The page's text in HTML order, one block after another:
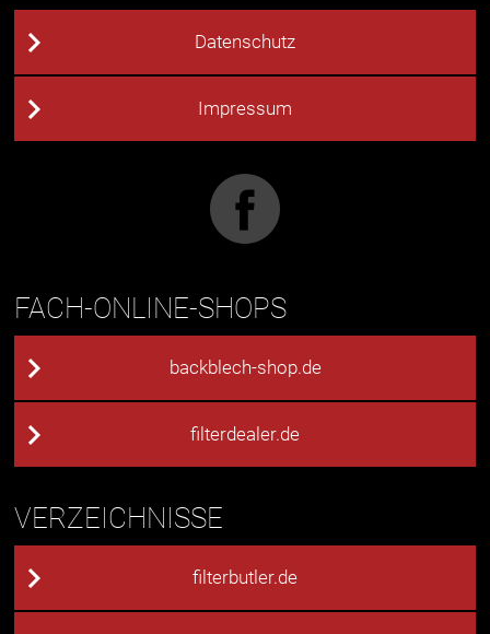
Datenschutz
Impressum
FACH-ONLINE-SHOPS
backblech-shop.de
filterdealer.de
VERZEICHNISSE
filterbutler.de